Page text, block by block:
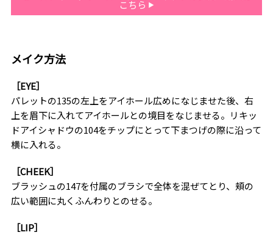
こちら
メイク方法
［EYE］
パレットの135の左上をアイホール広めになじませた後、右
上を眉下に入れてアイホールとの境目をなじませる。リキッ
ドアイシャドウの104をチップにとって下まつげの際に沿って
横に入れる。
［CHEEK］
ブラッシュの147を付属のブラシで全体を混ぜてとり、頬の
広い範囲に丸くふんわりとのせる。
［LIP］